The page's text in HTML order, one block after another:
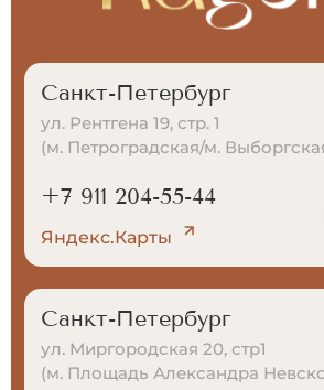
Санкт-Петербург
ул. Рентгена 19, стр. 1
(м. Петроградская/м.
+7 911 204-55-44
Яндекс.Карты
Санкт-Петербург
ул. Миргородская 20, стр1
(м. Площадь Александра